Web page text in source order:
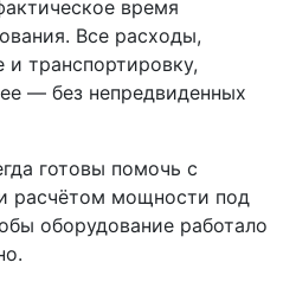
время
Все расходы,
транспортировку,
— без непредвиденных
готовы помочь с
расчётом мощности под
оборудование работало